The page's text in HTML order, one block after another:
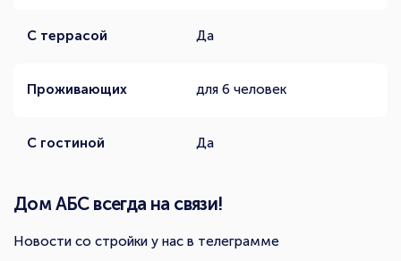
С террасой Да
Проживающих для 6 человек
С гостиной Да
Дом АБС всегда на связи!
Новости со стройки у нас в телеграмме